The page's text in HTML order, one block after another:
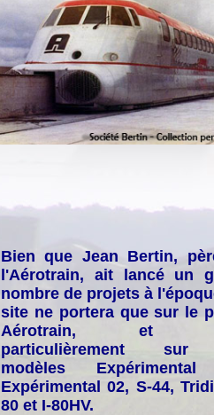
Bien que Jean Bertin,
l'Aérotrain, ait lancé un
nombre de projets à
site ne portera que sur le
Aérotrain, et
particulièrement
modèles
Expérimental 02, S-44,
80 et I-80HV.